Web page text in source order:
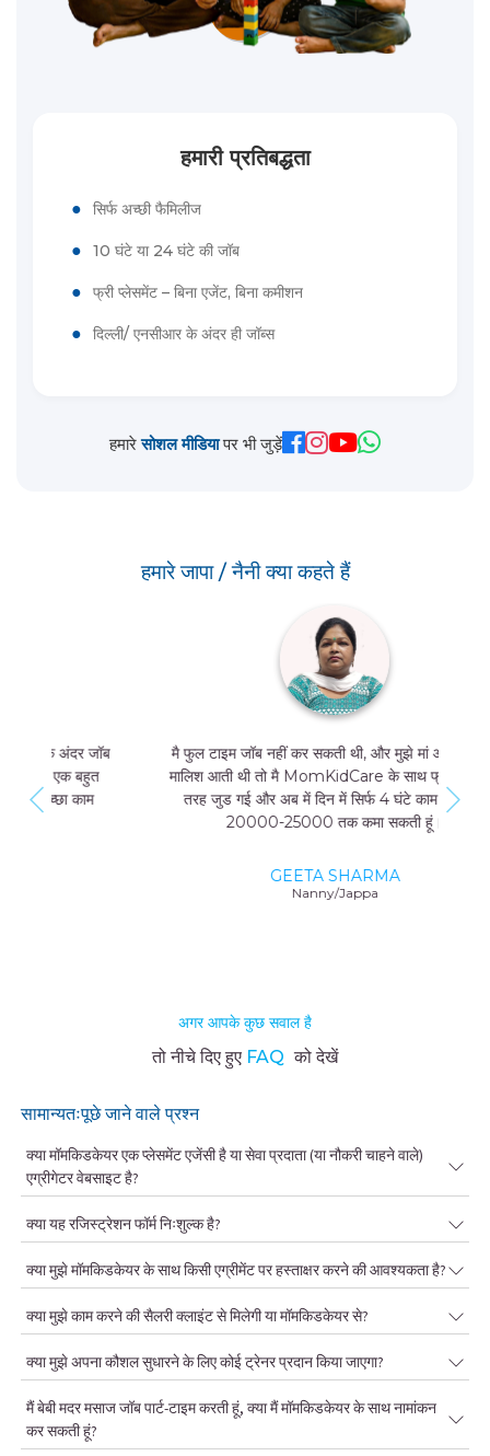
हमारी प्रतिबद्धता
● सिर्फ अच्छी फैमिलीज
● 10 घंटे या 24 घंटे की जॉब
● फ्री प्लेसमेंट – बिना एजेंट, बिना कमीशन
● दिल्ली/ एनसीआर के अंदर ही जॉब्स
हमारेसोशल मीडियापर भी जुड़ें
हमारे जापा / नैनी क्या कहते हैं
मै फुल टाइम जॉब नहीं कर सकती थी, और मुझे मां और बच्चे की
मालिश आती थी तो मै MomKidCare के साथ फ्रीलांसर की
तरह जुड गई और अब में दिन में सिर्फ 4 घंटे काम करके भी
20000-25000 तक कमा सकती हूं।
GEETA SHARMA
अगर आपके कुछ सवाल है
तो नीचे दिए हुए FAQ को देखें
सामान्यतःपूछे जाने वाले प्रश्न
क्या मॉमकिडकेयर एक प्लेसमेंट एजेंसी है या सेवा प्रदाता (या नौकरी चाहने वाले)
एग्रीगेटर वेबसाइट है?
क्या यह रजिस्ट्रेशन फॉर्म निःशुल्क है?
क्या मुझे मॉमकिडकेयर के साथ किसी एग्रीमेंट पर हस्ताक्षर करने की आवश्यकता है?
क्या मुझे काम करने की सैलरी क्लाइंट से मिलेगी या मॉमकिडकेयर से?
क्या मुझे अपना कौशल सुधारने के लिए कोई ट्रेनर प्रदान किया जाएगा?
मैं बेबी मदर मसाज जॉब पार्ट-टाइम करती हूं, क्या मैं मॉमकिडकेयर के साथ नामांकन
कर सकती हूं?